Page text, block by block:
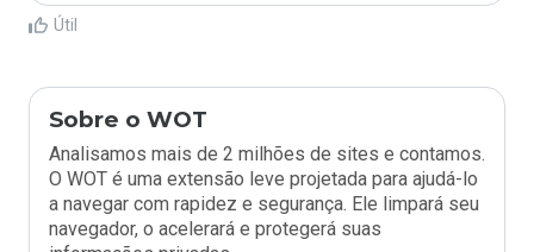
Útil
Sobre o WOT
Analisamos mais de 2 milhões de sites e contamos.
O WOT é uma extensão leve projetada para ajudá-lo
a navegar com rapidez e segurança. Ele limpará seu
navegador, o acelerará e protegerá suas